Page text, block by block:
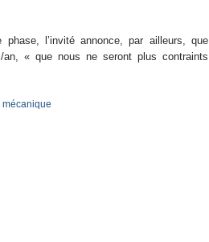
l’invité annonce, par ailleurs, que
an, « que nous ne seront plus contraints
mécanique